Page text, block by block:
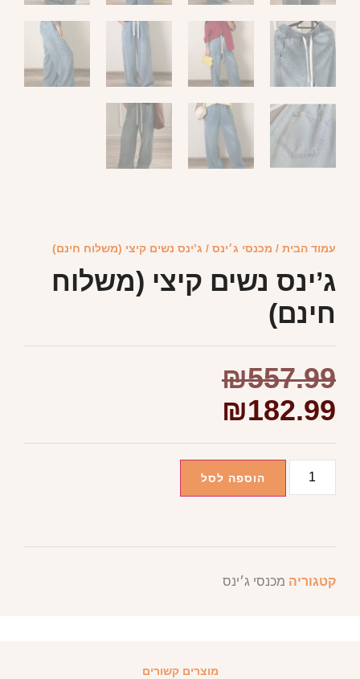
עמוד הבית / מכנסי ג׳ינס / ג’ינס נשים קיצי (משלוח חינם)
ג’ינס נשים קיצי (משלוח
חינם)
₪557.99
₪182.99
הוספה לסל
קטגוריה מכנסי ג׳ינס
מוצרים קשורים